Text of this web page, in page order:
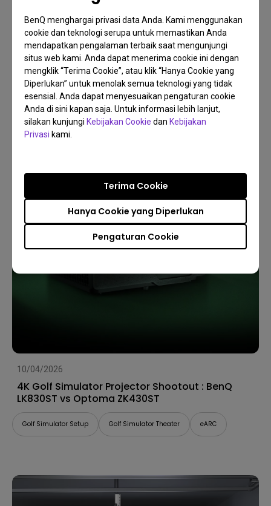
BenQ menghargai privasi data Anda. Kami menggunakan
cookie dan teknologi serupa untuk memastikan Anda
mendapatkan pengalaman terbaik saat mengunjungi
situs web kami. Anda dapat menerima cookie ini dengan
mengklik “Terima Cookie”, atau klik “Hanya Cookie yang
Diperlukan” untuk menolak semua teknologi yang tidak
esensial. Anda dapat menyesuaikan pengaturan cookie
Anda di sini kapan saja. Untuk informasi lebih lanjut,
silakan kunjungi Kebijakan Cookie dan Kebijakan
Privasi kami.
Pengaturan Cookie
Hanya Cookie yang Diperlukan
Terima Cookie
14/04/2026
Ciptakan Golf Sanctuary Pribadi Anda: Simulasi
Lebih Pintar dengan Dongle HDMI Wireless BenQ
QP30
Golf Simulator Setup Golf Simulator Theater
10/04/2026
4K Golf Simulator Projector Shootout : BenQ
LK830ST vs Optoma ZK430ST
Golf Simulator Setup Golf Simulator Theater eARC